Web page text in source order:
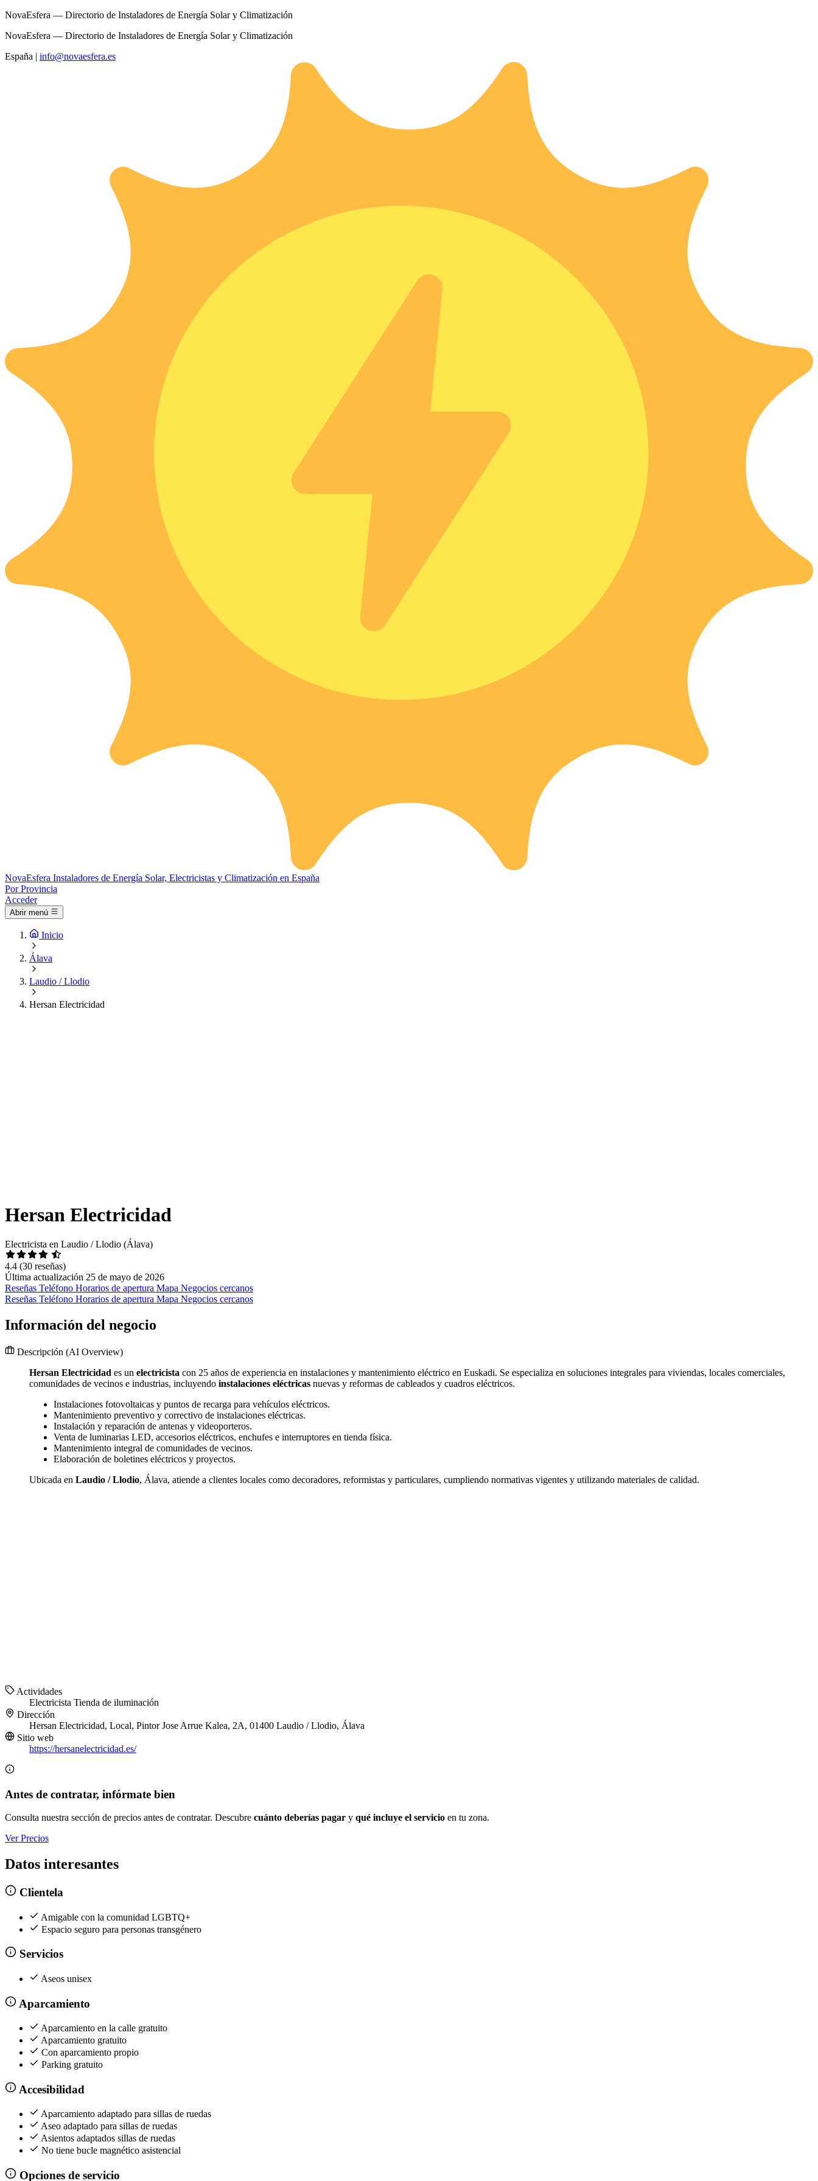
NovaEsfera — Directorio de Instaladores de Energía Solar y Climatización
NovaEsfera — Directorio de Instaladores de Energía Solar y Climatización
España | info@novaesfera.es
NovaEsfera Instaladores de Energía Solar, Electricistas y Climatización en España
Por Provincia
Acceder
Abrir menú
Inicio
Álava
Laudio / Llodio
Hersan Electricidad
Hersan Electricidad
Electricista en Laudio / Llodio (Álava)
4.4 (30 reseñas)
Última actualización 25 de mayo de 2026
Reseñas Teléfono Horarios de apertura Mapa Negocios cercanos
Reseñas Teléfono Horarios de apertura Mapa Negocios cercanos
Información del negocio
Descripción (AI Overview)
Hersan Electricidad es un electricista con 25 años de experiencia en instalaciones y mantenimiento eléctrico en Euskadi. Se especializa en soluciones integrales para viviendas, locales comerciales,
comunidades de vecinos e industrias, incluyendo instalaciones eléctricas nuevas y reformas de cableados y cuadros eléctricos.
Instalaciones fotovoltaicas y puntos de recarga para vehículos eléctricos.
Mantenimiento preventivo y correctivo de instalaciones eléctricas.
Instalación y reparación de antenas y videoporteros.
Venta de luminarias LED, accesorios eléctricos, enchufes e interruptores en tienda física.
Mantenimiento integral de comunidades de vecinos.
Elaboración de boletines eléctricos y proyectos.
Ubicada en Laudio / Llodio, Álava, atiende a clientes locales como decoradores, reformistas y particulares, cumpliendo normativas vigentes y utilizando materiales de calidad.
Actividades
Electricista Tienda de iluminación
Dirección
Hersan Electricidad, Local, Pintor Jose Arrue Kalea, 2A, 01400 Laudio / Llodio, Álava
Sitio web
https://hersanelectricidad.es/
Antes de contratar, infórmate bien
Consulta nuestra sección de precios antes de contratar. Descubre cuánto deberías pagar y qué incluye el servicio en tu zona.
Ver Precios
Datos interesantes
Clientela
Amigable con la comunidad LGBTQ+
Espacio seguro para personas transgénero
Servicios
Aseos unisex
Aparcamiento
Aparcamiento en la calle gratuito
Aparcamiento gratuito
Con aparcamiento propio
Parking gratuito
Accesibilidad
Aparcamiento adaptado para sillas de ruedas
Aseo adaptado para sillas de ruedas
Asientos adaptados sillas de ruedas
No tiene bucle magnético asistencial
Opciones de servicio